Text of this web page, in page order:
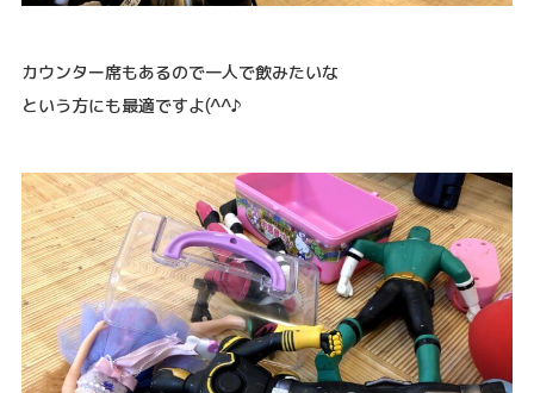
カウンター席もあるので一人で飲みたいな
という方にも最適ですよ(^^♪